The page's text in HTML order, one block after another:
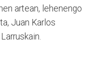
artean, lehenengo
Juan Karlos